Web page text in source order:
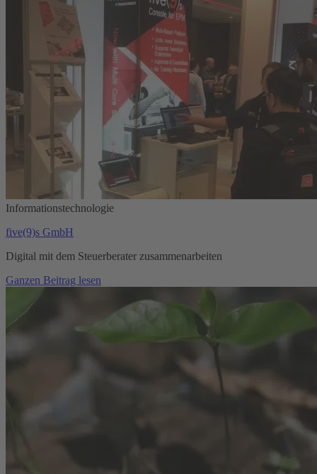
Informationstechnologie
five(9)s GmbH
Digital mit dem Steuerberater zusammenarbeiten
Ganzen Beitrag lesen